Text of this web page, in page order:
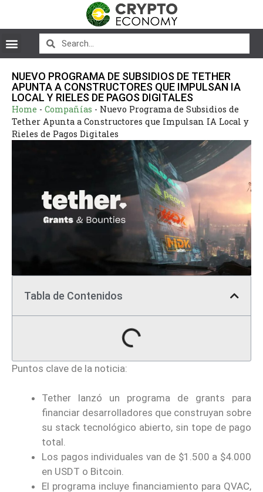
NUEVO PROGRAMA DE SUBSIDIOS DE TETHER
APUNTA A CONSTRUCTORES QUE IMPULSAN IA
LOCAL Y RIELES DE PAGOS DIGITALES
Home - Compañías - Nuevo Programa de Subsidios de
Tether Apunta a Constructores que Impulsan IA Local y
Rieles de Pagos Digitales
Tabla de Contenidos
Puntos clave de la noticia:
Tether lanzó un programa de grants para
financiar desarrolladores que construyan sobre
su stack tecnológico abierto, sin tope de pago
total.
Los pagos individuales van de $1.500 a $4.000
en USDT o Bitcoin.
El programa incluye financiamiento para QVAC,